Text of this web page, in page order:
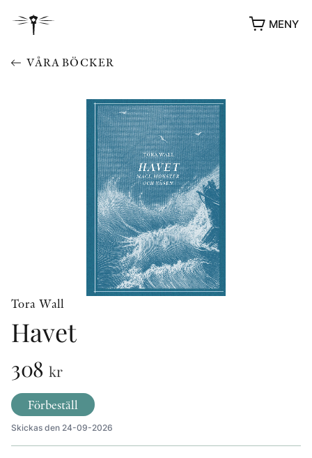
MENY
YUKIKO OCH PATRIK MÖTER
STOLPE STORIES
VÅRA BÖCKER
Tora Wall
Havet
308 kr
Förbeställ
Skickas den 24-09-2026